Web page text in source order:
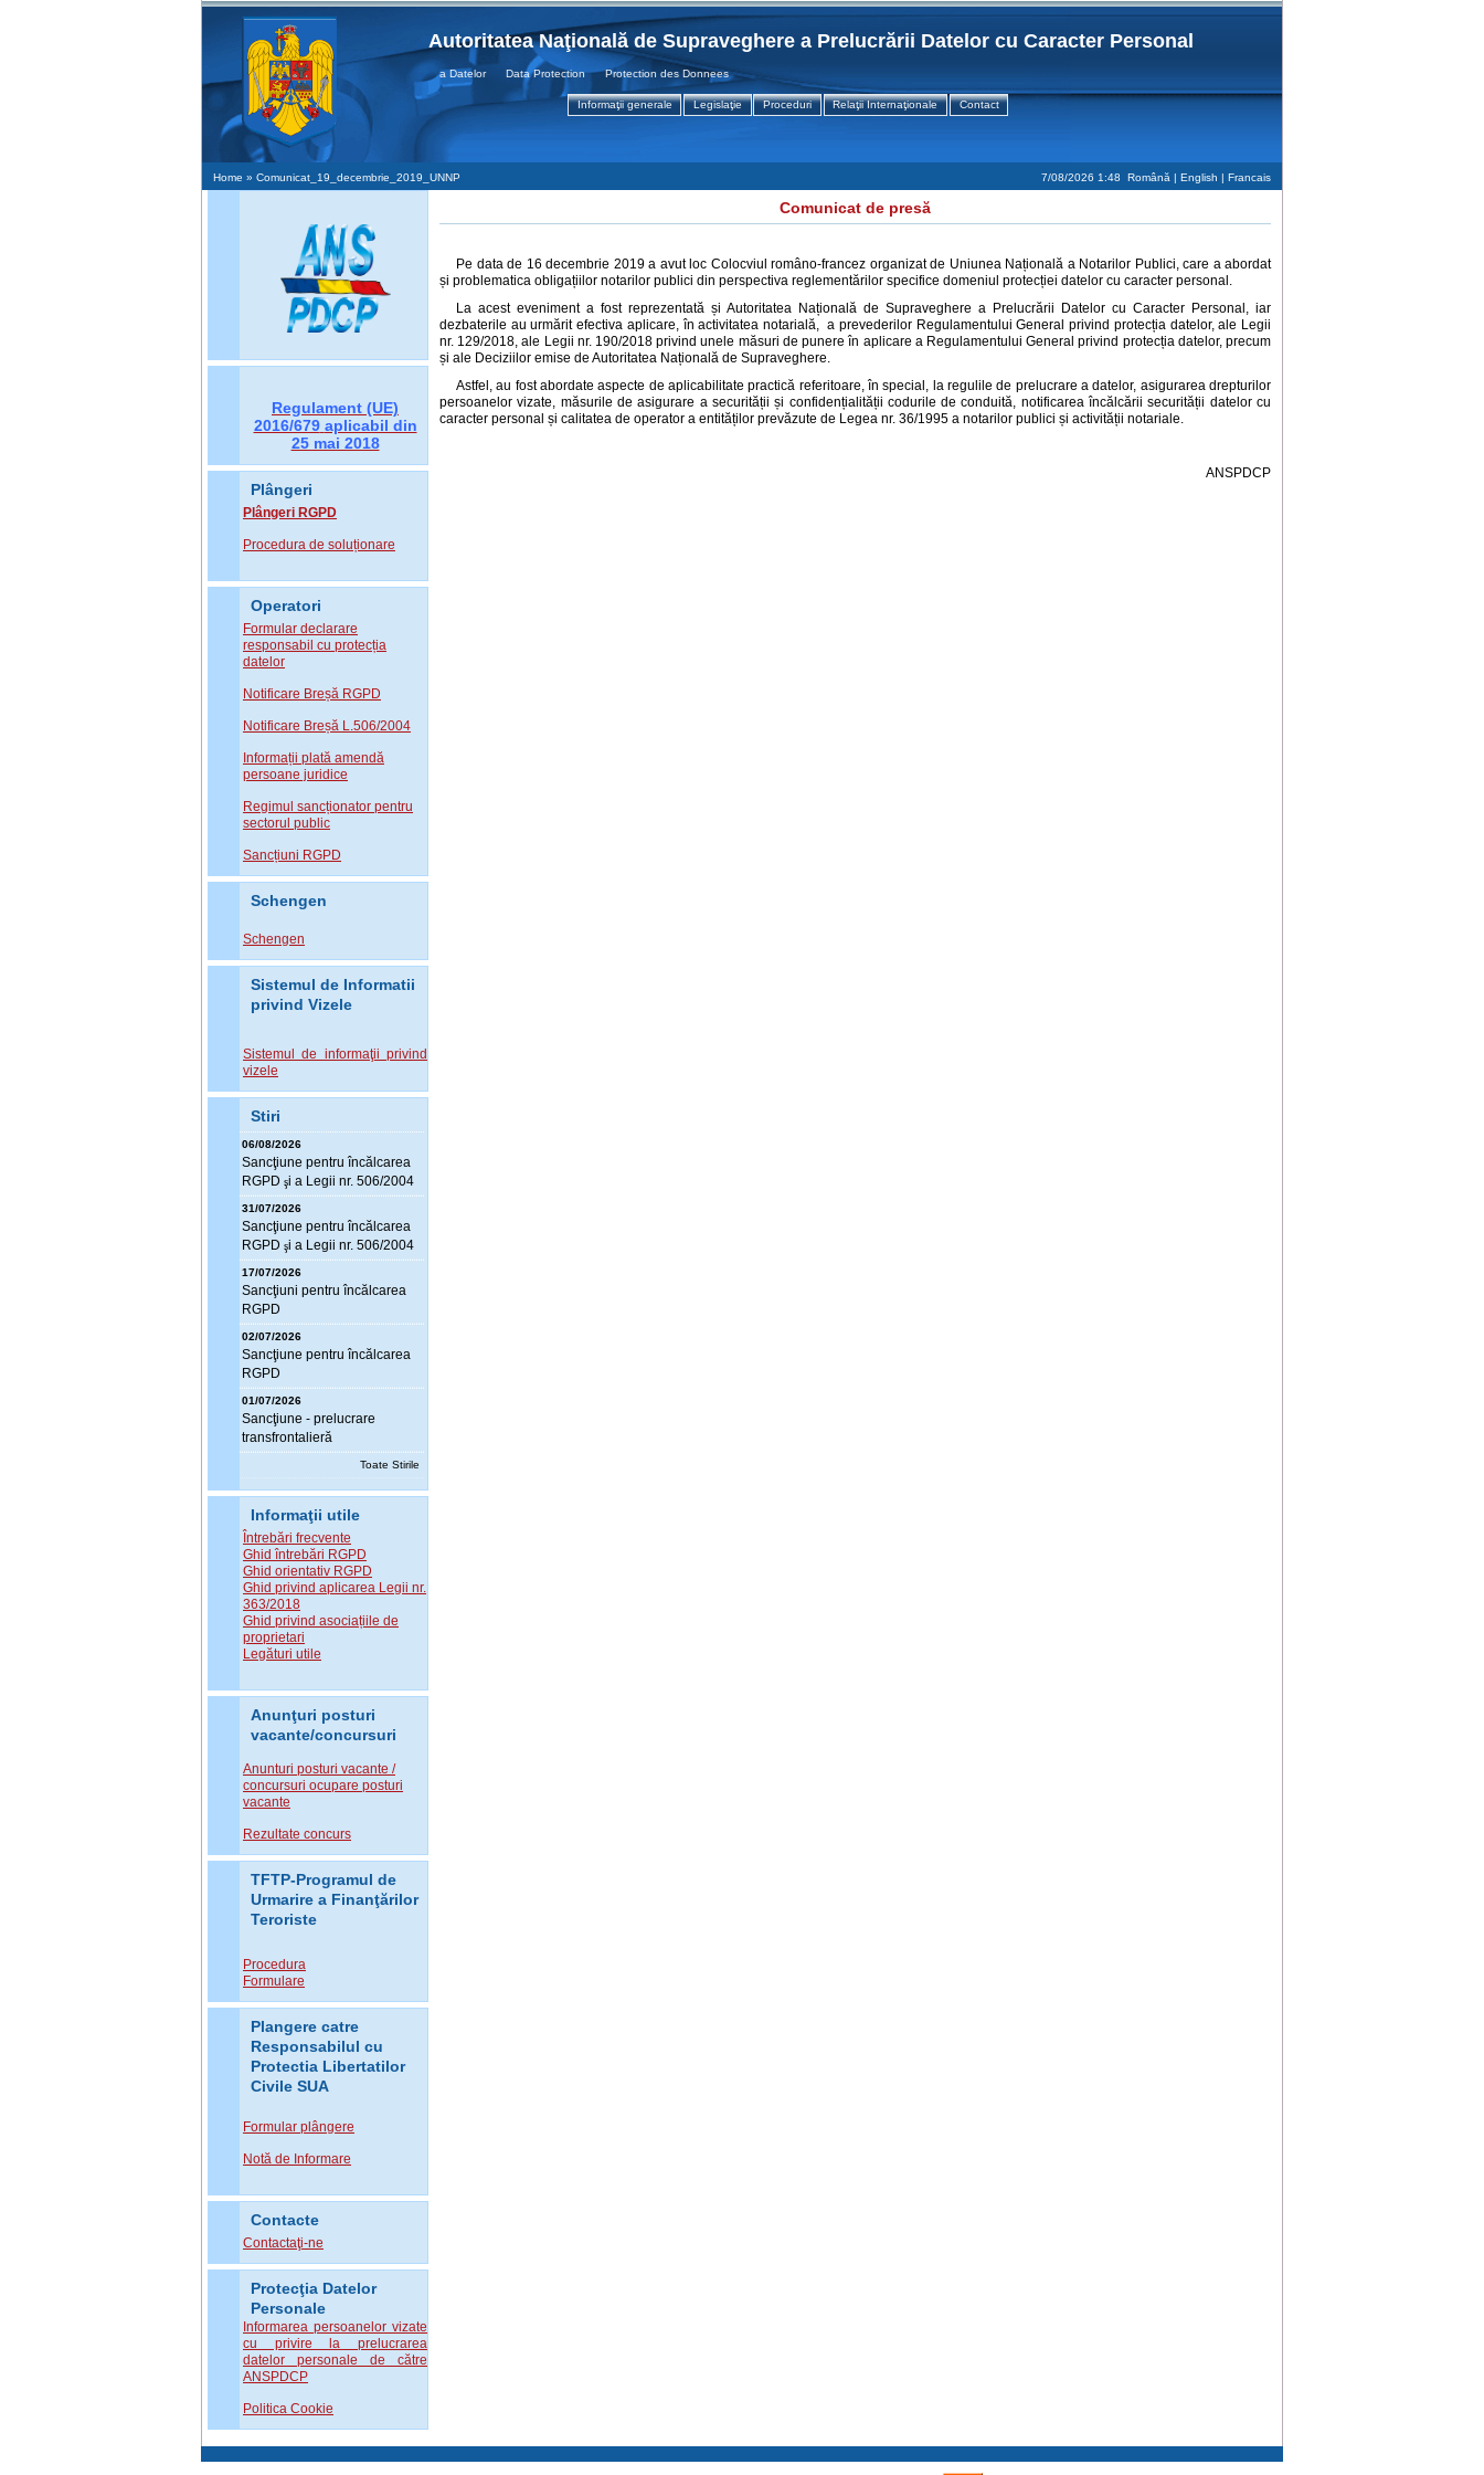
Autoritatea Naţională de Supraveghere a Prelucrării Datelor cu Caracter Personal
Protecţia Datelor Data Protection Protection des Donnees
Informaţii generale Legislaţie Proceduri Relaţii Internaţionale Contact
Home » Comunicat_19_decembrie_2019_UNNP 7/08/2026 1:48 Română | English | Francais
Regulament (UE)
2016/679 aplicabil din
25 mai 2018
Plângeri
Plângeri RGPD
Procedura de soluționare
Operatori
Formular declarare
responsabil cu protecția
datelor
Notificare Breșă RGPD
Notificare Breșă L.506/2004
Informații plată amendă
persoane juridice
Regimul sancționator pentru
sectorul public
Sancțiuni RGPD
Schengen
Schengen
Sistemul de Informatii
privind Vizele
Sistemul de informaţii privind
vizele
Stiri
06/08/2026
Sancţiune pentru încălcarea
RGPD şi a Legii nr. 506/2004
31/07/2026
Sancţiune pentru încălcarea
RGPD şi a Legii nr. 506/2004
17/07/2026
Sancţiuni pentru încălcarea
RGPD
02/07/2026
Sancţiune pentru încălcarea
RGPD
01/07/2026
Sancţiune - prelucrare
transfrontalieră
Toate Stirile
Informaţii utile
Întrebări frecvente
Ghid întrebări RGPD
Ghid orientativ RGPD
Ghid privind aplicarea Legii nr.
363/2018
Ghid privind asociațiile de
proprietari
Legături utile
Anunţuri posturi
vacante/concursuri
Anunturi posturi vacante /
concursuri ocupare posturi
vacante
Rezultate concurs
TFTP-Programul de
Urmarire a Finanţărilor
Teroriste
Procedura
Formulare
Plangere catre
Responsabilul cu
Protectia Libertatilor
Civile SUA
Formular plângere
Notă de Informare
Contacte
Contactaţi-ne
Protecţia Datelor
Personale
Informarea persoanelor vizate
cu privire la prelucrarea
datelor personale de către
ANSPDCP
Politica Cookie
Comunicat de presă
Pe data de 16 decembrie 2019 a avut loc Colocviul româno-francez organizat de Uniunea Națională a Notarilor Publici, care a abordat
și problematica obligațiilor notarilor publici din perspectiva reglementărilor specifice domeniul protecției datelor cu caracter personal.
La acest eveniment a fost reprezentată și Autoritatea Națională de Supraveghere a Prelucrării Datelor cu Caracter Personal, iar
dezbaterile au urmărit efectiva aplicare, în activitatea notarială, a prevederilor Regulamentului General privind protecția datelor, ale Legii
nr. 129/2018, ale Legii nr. 190/2018 privind unele măsuri de punere în aplicare a Regulamentului General privind protecția datelor, precum
și ale Deciziilor emise de Autoritatea Națională de Supraveghere.
Astfel, au fost abordate aspecte de aplicabilitate practică referitoare, în special, la regulile de prelucrare a datelor, asigurarea drepturilor
persoanelor vizate, măsurile de asigurare a securității și confidențialității codurile de conduită, notificarea încălcării securității datelor cu
caracter personal și calitatea de operator a entităților prevăzute de Legea nr. 36/1995 a notarilor publici și activității notariale.
ANSPDCP